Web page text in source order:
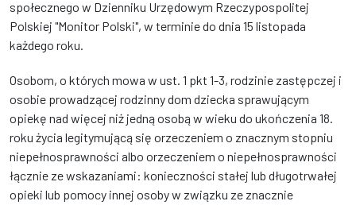
społecznego w Dzienniku Urzędowym Rzeczypospolitej
Polskiej "Monitor Polski", w terminie do dnia 15 listopada
każdego roku.
Osobom, o których mowa w ust. 1 pkt 1-3, rodzinie zastępczej i
osobie prowadzącej rodzinny dom dziecka sprawującym
opiekę nad więcej niż jedną osobą w wieku do ukończenia 18.
roku życia legitymującą się orzeczeniem o znacznym stopniu
niepełnosprawności albo orzeczeniem o niepełnosprawności
łącznie ze wskazaniami: konieczności stałej lub długotrwałej
opieki lub pomocy innej osoby w związku ze znacznie